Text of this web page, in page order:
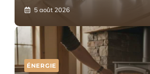
5 août 2026
ÉNERGIE